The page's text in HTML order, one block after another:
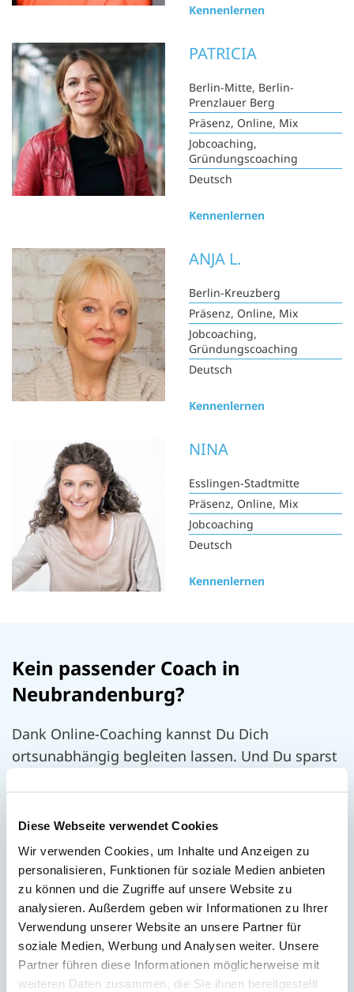
Diese Webseite verwendet Cookies
Wir verwenden Cookies, um Inhalte und Anzeigen zu
personalisieren, Funktionen für soziale Medien anbieten
zu können und die Zugriffe auf unsere Website zu
analysieren. Außerdem geben wir Informationen zu Ihrer
Verwendung unserer Website an unsere Partner für
soziale Medien, Werbung und Analysen weiter. Unsere
Partner führen diese Informationen möglicherweise mit
weiteren Daten zusammen, die Sie ihnen bereitgestellt
Kennenlernen
PATRICIA
Berlin-Mitte, Berlin-
Prenzlauer Berg
Präsenz, Online, Mix
Jobcoaching,
Gründungscoaching
Deutsch
Kennenlernen
ANJA L.
Berlin-Kreuzberg
Präsenz, Online, Mix
Jobcoaching,
Gründungscoaching
Deutsch
Kennenlernen
NINA
Esslingen-Stadtmitte
Präsenz, Online, Mix
Jobcoaching
Deutsch
Kennenlernen
Kein passender Coach in
Neubrandenburg?
Dank Online-Coaching kannst Du Dich
ortsunabhängig begleiten lassen. Und Du sparst
Jetzt Online-Coach finden